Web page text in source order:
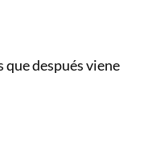
que después viene